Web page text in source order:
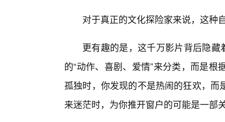
对于真正的文化探险家来说，这种
更有趣的是，这千万影片背后隐藏
的“动作、喜剧、爱情”来分类，而是
孤独时，你发现的不是热闹的狂欢，
来迷茫时，为你推开窗户的可能是一部